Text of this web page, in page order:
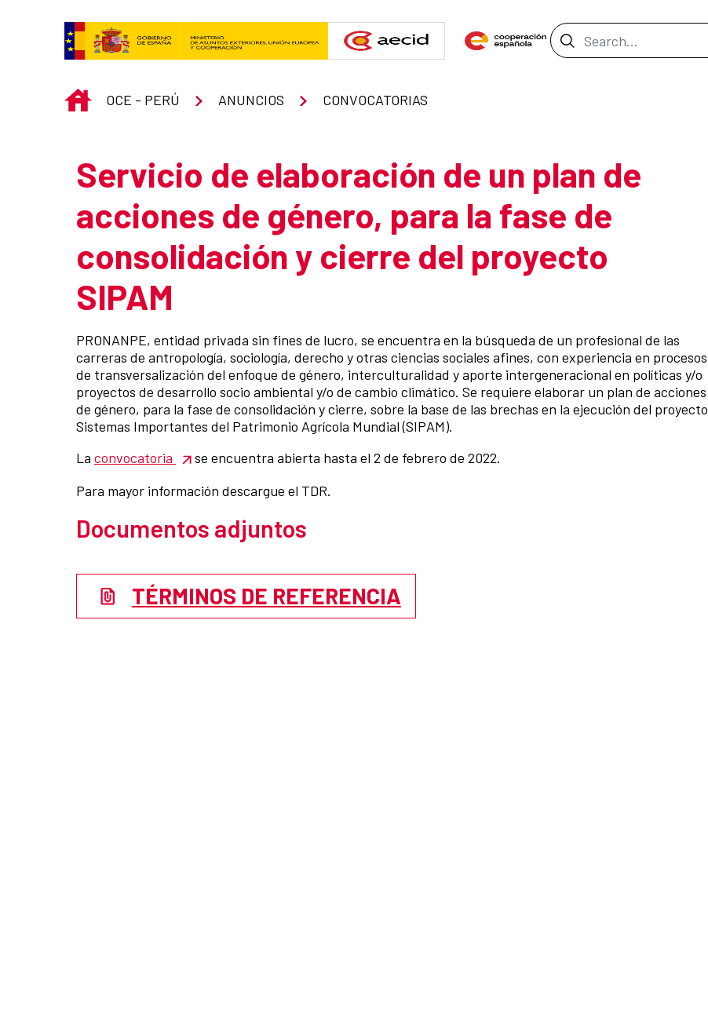
Search Bar
INICIO
OCE - PERÚ ANUNCIOS CONVOCATORIAS
Servicio de elaboración de un plan de
acciones de género, para la fase de
consolidación y cierre del proyecto
SIPAM
PRONANPE, entidad privada sin fines de lucro, se encuentra en la búsqueda de un profesional de las
carreras de antropología, sociología, derecho y otras ciencias sociales afines, con experiencia en procesos
de transversalización del enfoque de género, interculturalidad y aporte intergeneracional en políticas y/o
proyectos de desarrollo socio ambiental y/o de cambio climático. Se requiere elaborar un plan de acciones
de género, para la fase de consolidación y cierre, sobre la base de las brechas en la ejecución del proyecto
Sistemas Importantes del Patrimonio Agrícola Mundial (SIPAM).
La convocatoria
se encuentra abierta hasta el 2 de febrero de 2022.
Para mayor información descargue el TDR.
Documentos adjuntos
TÉRMINOS DE REFERENCIA